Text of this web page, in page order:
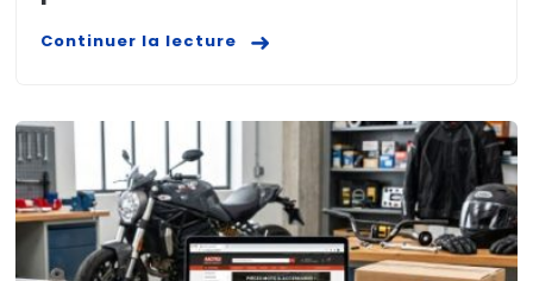
Continuer la lecture